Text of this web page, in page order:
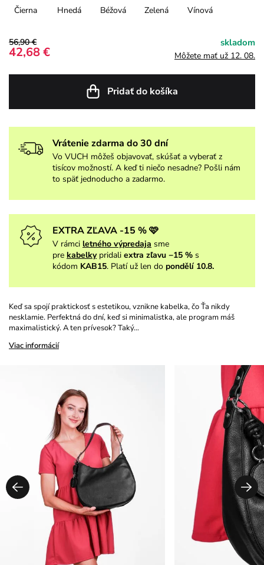
Čierna Hnedá Béžová Zelená Vínová
56,90 €
42,68 €
skladom
Môžete mať už 12. 08.
Pridať do košíka
Vrátenie zdarma do 30 dní
Vo VUCH môžeš objavovať, skúšať a vyberať z
tisícov možností. A keď ti niečo nesadne? Pošli nám
to späť jednoducho a zadarmo.
EXTRA ZĽAVA -15 % 🩷
V rámci letného výpredaja sme
pre kabelky pridali extra zľavu −15 % s
kódom KAB15. Platí už len do pondělí 10.8.
Keď sa spojí praktickosť s estetikou, vznikne kabelka, čo Ťa nikdy
nesklamie. Perfektná do dní, keď si minimalistka, ale program máš
maximalistický. A ten prívesok? Taký…
Viac informácií